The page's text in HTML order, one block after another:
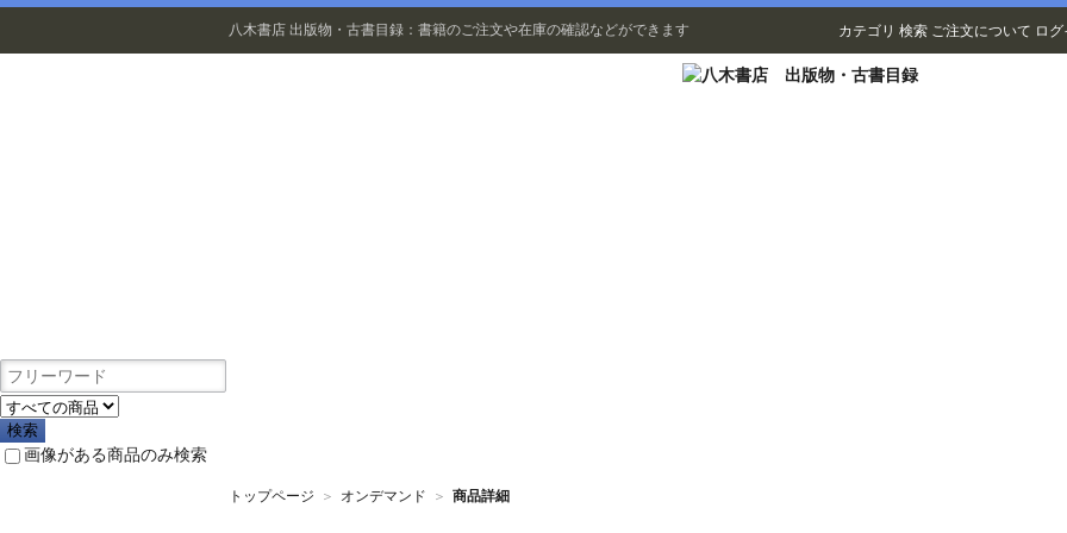
八木書店 出版物・古書目録：書籍のご注文や在庫の確認などができます カテゴリ 検索 ご注文について ログ
画像がある商品のみ検索
トップページ ＞ オンデマンド ＞ 商品詳細